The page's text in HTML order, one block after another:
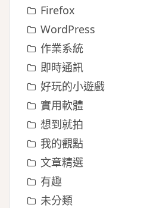
Firefox
WordPress
作業系統
即時通訊
好玩的小遊戲
實用軟體
想到就拍
我的觀點
文章精選
有趣
未分類